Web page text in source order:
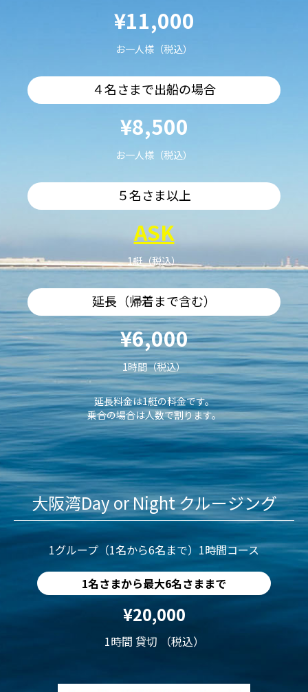
¥11,000
お一人様（税込）
４名さまで出船の場合
¥8,500
お一人様（税込）
５名さま以上
ASK
1艇（税込）
延長（帰着まで含む）
¥6,000
1時間（税込）
延長料金は1艇の料金です。
乗合の場合は人数で割ります。
大阪湾Day or Night クルージング
1グループ（1名から6名まで）1時間コース
1名さまから最大6名さままで
¥20,000
1時間 貸切 （税込）